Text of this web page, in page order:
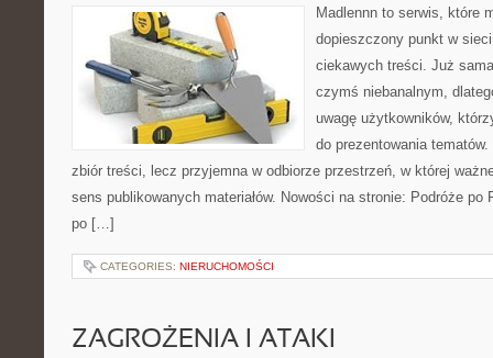
Madlennn to serwis, które
dopieszczony punkt w
ciekawych treści. Już
czymś niebanalnym,
uwagę użytkowników,
do prezentowania
zbiór treści, lecz przyjemna w odbiorze przestrzeń, w której
sens publikowanych materiałów. Nowości na stronie: Podróże
po […]
CATEGORIES: NIERUCHOMOŚCI
ZAGROŻENIA I ATAKI